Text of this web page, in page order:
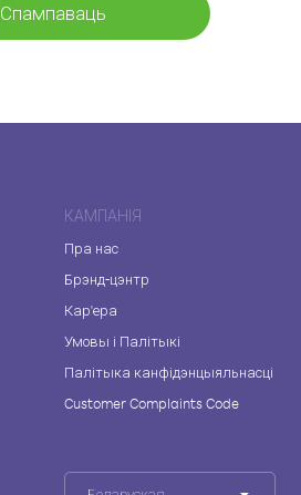
Спампаваць
КАМПАНІЯ
Пра нас
Брэнд-цэнтр
Кар'ера
Умовы і Палітыкі
Палітыка канфідэнцыяльнасці
Customer Complaints Code